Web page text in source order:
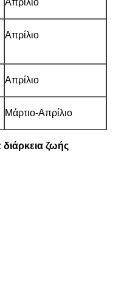
Απρίλιο
Απρίλιο
Απρίλιο
Μάρτιο-Απρίλιο
ζωής